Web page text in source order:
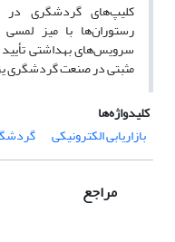
کلیپ‌های گردشگری در
رستوران‌ها با میز
سرویس‌های بهداشتی
مثبتی در صنعت گردشگری
کلیدواژه‌ها
بازاریابی الکترونیکی
مراجع